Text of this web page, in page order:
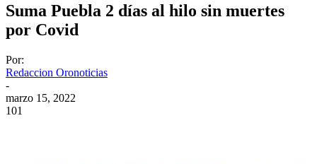
Suma Puebla 2 días al hilo sin muertes
por Covid
Por:
Redaccion Oronoticias
-
marzo 15, 2022
101